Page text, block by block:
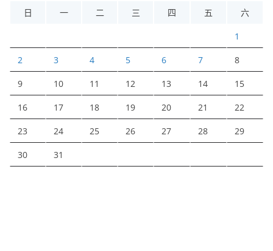
日
一 二 三 四 五 六
1
2 3 4 5 6 7 8
9 10 11 12 13 14 15
16 17 18 19 20 21 22
23 24 25 26 27 28 29
30 31